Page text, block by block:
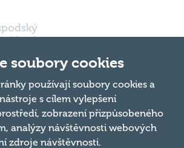
Nové
vedena
C u
v
Nahoru
soubory cookies
používají soubory cookies a
s cílem vylepšení
zobrazení přizpůsobeného
analýzy návštěvnosti webových
zdroje návštěvnosti.